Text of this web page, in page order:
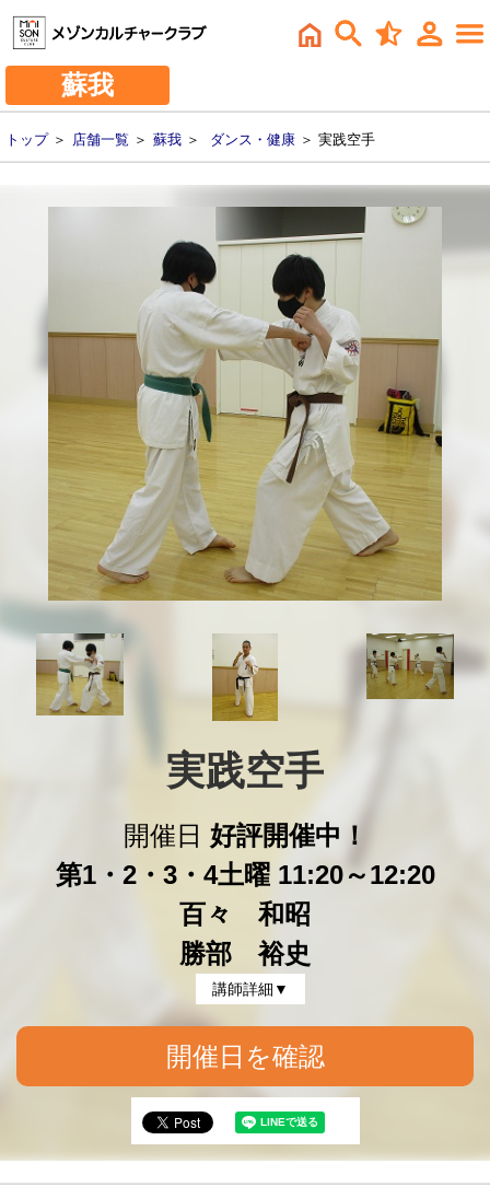
蘇我
トップ＞ 店舗一覧 ＞ 蘇我 ＞ ダンス・健康 ＞ 実践空手
実践空手
開催日 好評開催中！
第1・2・3・4土曜 11:20～12:20
百々 和昭
勝部 裕史
講師詳細▼
開催日を確認